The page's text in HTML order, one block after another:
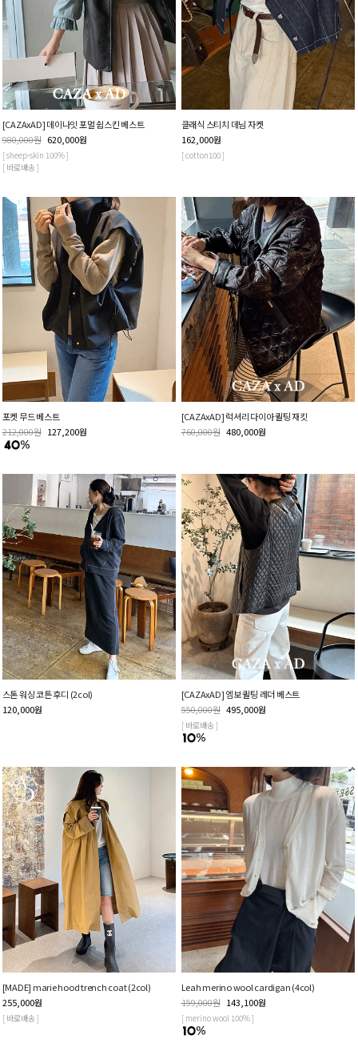
[CAZAxAD] 데이나잇 포멀 쉽스킨 베스트
980,000원 620,000원
[ sheep-skin 100% ]
[ 바로배송 ]
클래식 스티치 데님 자켓
162,000원
[ cotton100 ]
포켓 무드 베스트
212,000원 127,200원
[CAZAxAD] 럭셔리 다이아 퀼팅 재킷
760,000원 480,000원
스톤 워싱 코튼 후디 (2col)
120,000원
[CAZAxAD] 엠보 퀼팅 레더 베스트
550,000원 495,000원
[ 바로배송 ]
[MADE] marie hood trench coat (2col)
255,000원
[ 바로배송 ]
Leah merino wool cardigan (4col)
159,000원 143,100원
[ merino wool 100% ]